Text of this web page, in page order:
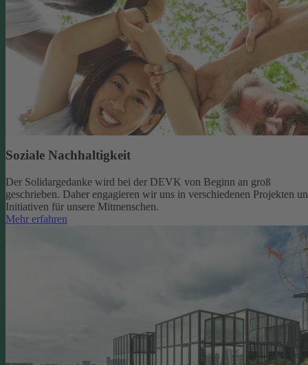
Soziale Nachhaltigkeit
Der Solidargedanke wird bei der DEVK von Beginn an groß
geschrieben. Daher engagieren wir uns in verschiedenen Projekten
Initiativen für unsere Mitmenschen.
Mehr erfahren